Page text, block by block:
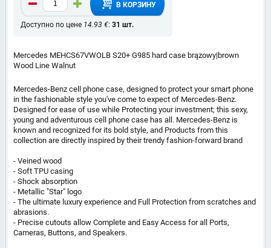
В КОРЗИНУ
Доступно по цене 14.93 €: 31 шт.
Mercedes MEHCS67VWOLB S20+ G985 hard case brązowy|brown
Wood Line Walnut
Mercedes-Benz cell phone case, designed to protect your smart phone
in the fashionable style you've come to expect of Mercedes-Benz.
Designed for ease of use while Protecting your investment; this sexy,
young and adventurous cell phone case has all. Mercedes-Benz is
known and recognized for its bold style, and Products from this
collection are directly inspired by their trendy fashion-forward brand
- Veined wood
- Soft TPU casing
- Shock absorption
- Metallic "Star" logo
- The ultimate luxury experience and Full Protection from scratches and
abrasions.
- Precise cutouts allow Complete and Easy Access for all Ports,
Cameras, Buttons, and Speakers.